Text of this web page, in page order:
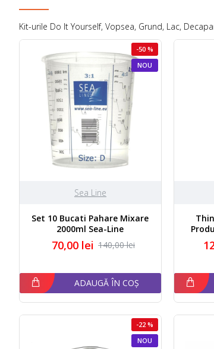
Kit-urile Do It Yourself, Vopsea, Grund, Lac,
NOU
-50 %
Sea Line
Set 10 Bucati Pahare Mixare
2000ml Sea-Line
70,00 lei 140,00 lei
ADAUGĂ ÎN COȘ
NOU
-22 %